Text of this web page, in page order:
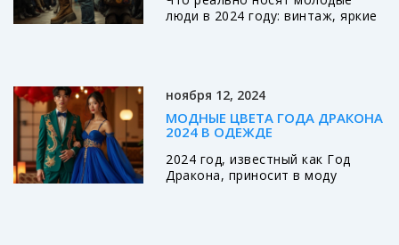
люди в 2024 году: винтаж, яркие
ноября 12, 2024
МОДНЫЕ ЦВЕТА ГОДА ДРАКОНА
2024 В ОДЕЖДЕ
2024 год, известный как Год
Дракона, приносит в моду